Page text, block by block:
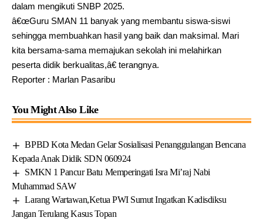
dalam mengikuti SNBP 2025.
â€œGuru SMAN 11 banyak yang membantu siswa-siswi
sehingga membuahkan hasil yang baik dan maksimal. Mari
kita bersama-sama memajukan sekolah ini melahirkan
peserta didik berkualitas,â€ terangnya.
Reporter : Marlan Pasaribu
You Might Also Like
BPBD Kota Medan Gelar Sosialisasi Penanggulangan Bencana
Kepada Anak Didik SDN 060924
SMKN 1 Pancur Batu Memperingati Isra Mi’raj Nabi
Muhammad SAW
Larang Wartawan,Ketua PWI Sumut Ingatkan Kadisdiksu
Jangan Terulang Kasus Topan